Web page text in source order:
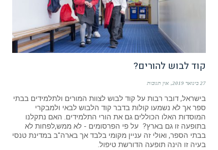
קוד לבוש להורים?
27 בינואר 2019 אין תגובות
בישראל, דובר רבות על קוד לבוש לצוות המורים ולתלמידים בבתי
ספר אך לא נשמעו קולות בדבר קוד הלבוש לבאי ולמבקרי
המוסדות האלו הכוללים גם את הורי התלמידים. האם נתקלנו
בתופעה זו גם בארץ? על פי הפרסומים - לא ממש,לפחות לא
בבתי הספר, ואולי זה עניין מקומי בלבד אך בארה"ב במדינת טנסי
בעיה זו הינה תופעה הדורשת טיפול.